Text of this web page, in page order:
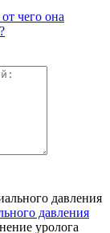
чего она
давления